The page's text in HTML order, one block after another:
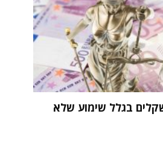
76.58 אלף שקלים בגלל שימוע שלא